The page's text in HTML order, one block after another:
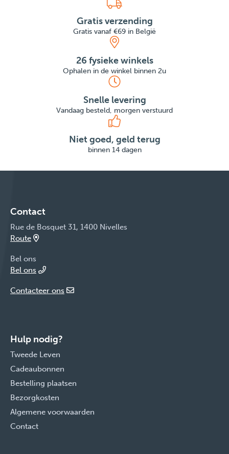
Gratis verzending
Gratis vanaf €69 in België
26 fysieke winkels
Ophalen in de winkel binnen 2u
Snelle levering
Vandaag besteld, morgen verstuurd
Niet goed, geld terug
binnen 14 dagen
Contact
Rue de Bosquet 31, 1400 Nivelles
Route
Bel ons
Bel ons
Contacteer ons
Hulp nodig?
Tweede Leven
Cadeaubonnen
Bestelling plaatsen
Bezorgkosten
Algemene voorwaarden
Contact